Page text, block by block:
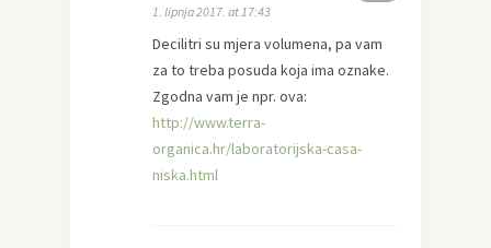
1. lipnja 2017. at 17:43
Decilitri su mjera volumena, pa vam
za to treba posuda koja ima oznake.
Zgodna vam je npr. ova:
http://www.terra-
organica.hr/laboratorijska-casa-
niska.html